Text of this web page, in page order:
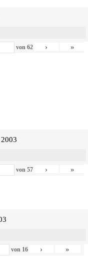
von 62 › »
von 57 › »
von 16 › »